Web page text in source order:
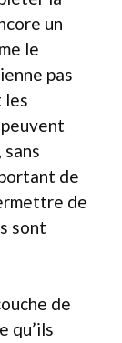
un
le
pas
les
de
de
sont
de
qu’ils